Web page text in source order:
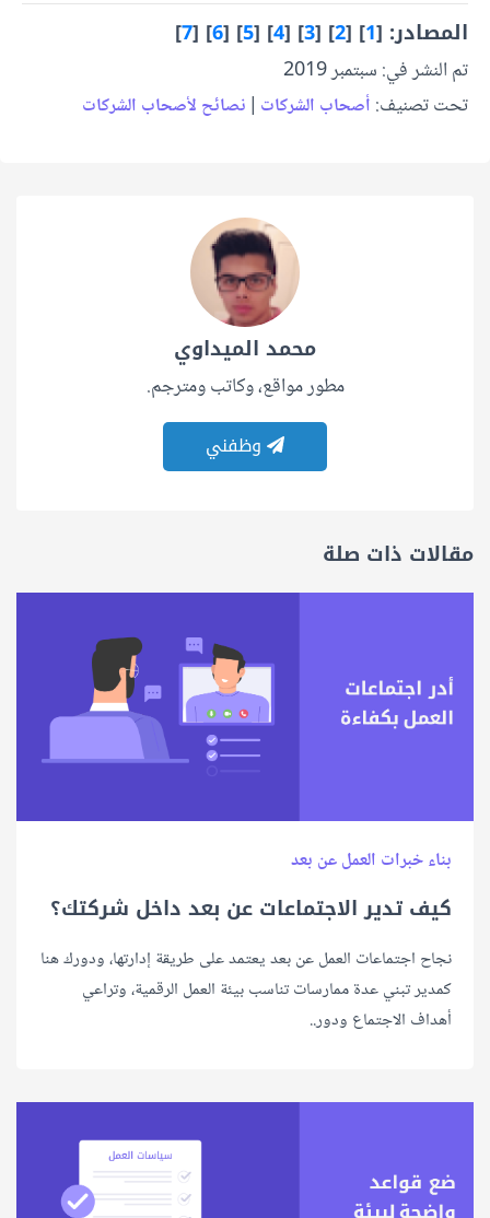
المصادر: [1
] [
2
] [
3
] [
4
] [
5
] [
6
] [
7
]
تم النشر في: سبتمبر 2019
تحت تصنيف: أصحاب الشركات | نصائح لأصحاب الشركات
محمد الميداوي
مطور مواقع، وكاتب ومترجم.
وظفني
مقالات ذات صلة
بناء خبرات العمل عن بعد
كيف تدير الاجتماعات عن بعد داخل شركتك؟
نجاح اجتماعات العمل عن بعد يعتمد على طريقة إدارتها، ودورك هنا
كمدير تبني عدة ممارسات تناسب بيئة العمل الرقمية، وتراعي
أهداف الاجتماع ودور..